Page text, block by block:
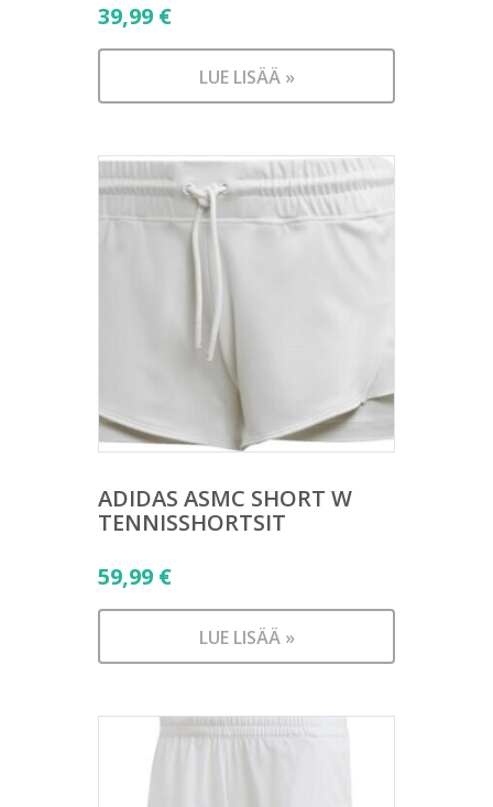
39,99 €
LUE LISÄÄ »
ADIDAS ASMC SHORT W
TENNISSHORTSIT
59,99 €
LUE LISÄÄ »